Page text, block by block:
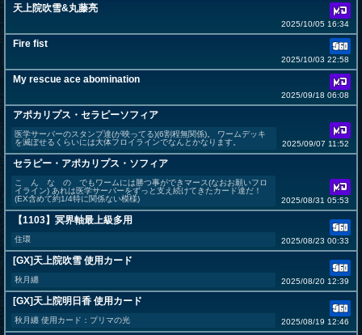
天上院吹雪&丸藤亮
2025/10/05 16:34
Fire fist
2025/10/03 22:58
My rescue ace abomination
2025/09/18 06:08
アポカリプス・セラピーソフィア
医学サーバーのスタンプ達(が映ってる)(6割程無関係)。 ワームデッキ
を滅ぼせるくらいには大体フロイラインでなんとかなります。
2025/09/07 11:52
セラピー・アポカリプス・ソフィア
こ ん な の でもワームには勝つ事ができマース(なおお願いフロ
イライン) あれは医学サーバーをずっと支え続けてきたカード達だ！
(EX含めて約1/4特に関係ない模様)
2025/08/31 05:53
【1103】冥界軸最上級多用
住環 2025/08/23 00:33
[GX]天上院吹雪 使用カード
秋月纏 2025/08/20 12:39
[GX]天上院明日香 使用カード
秋月纏 使用カード：プリマの光 2025/08/19 12:46